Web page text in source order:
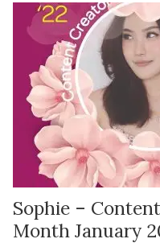
Sophie –
Month January